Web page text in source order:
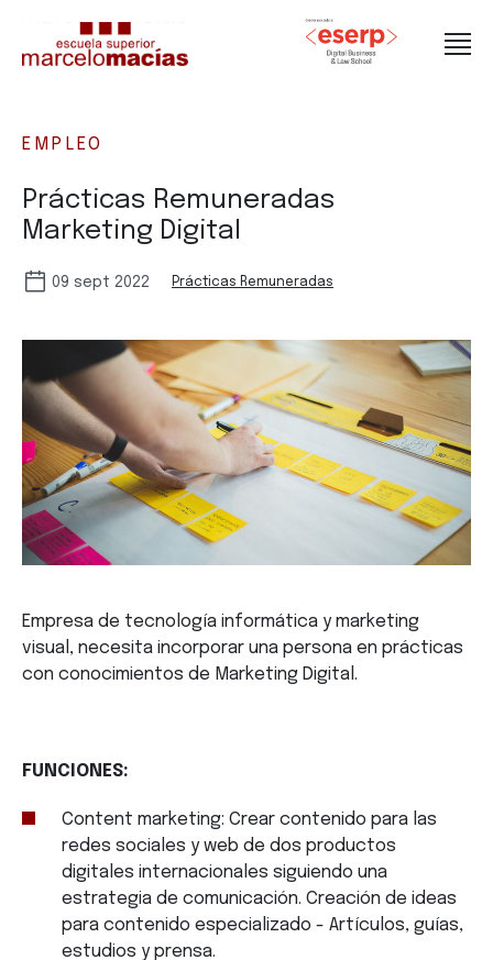
EMPLEO
Prácticas Remuneradas
Marketing Digital
09 sept 2022 Prácticas Remuneradas
Empresa de tecnología informática y marketing
visual, necesita incorporar una persona en prácticas
con conocimientos de Marketing Digital.
FUNCIONES:
Content marketing: Crear contenido para las
redes sociales y web de dos productos
digitales internacionales siguiendo una
estrategia de comunicación. Creación de ideas
para contenido especializado - Artículos, guías,
estudios y prensa.